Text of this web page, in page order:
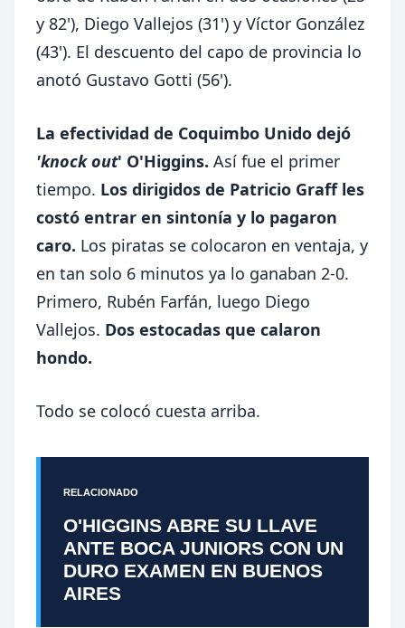
y 82'), Diego Vallejos (31') y Víctor González
(43'). El descuento del capo de provincia lo
anotó Gustavo Gotti (56').
La efectividad de Coquimbo Unido dejó
'knock out' O'Higgins. Así fue el primer
tiempo. Los dirigidos de Patricio Graff les
costó entrar en sintonía y lo pagaron
caro. Los piratas se colocaron en ventaja, y
en tan solo 6 minutos ya lo ganaban 2-0.
Primero, Rubén Farfán, luego Diego
Vallejos. Dos estocadas que calaron
hondo.
Todo se colocó cuesta arriba.
RELACIONADO
O'HIGGINS ABRE SU LLAVE
ANTE BOCA JUNIORS CON UN
DURO EXAMEN EN BUENOS
AIRES